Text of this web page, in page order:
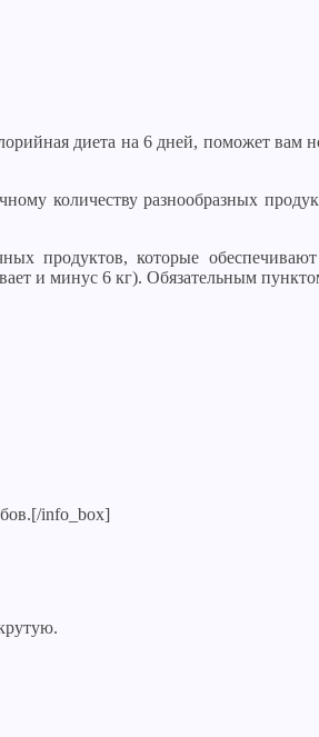
диета на 6 дней, поможет вам
количеству разнообразных
продуктов, которые
и минус 6 кг). Обязательным
info_box]